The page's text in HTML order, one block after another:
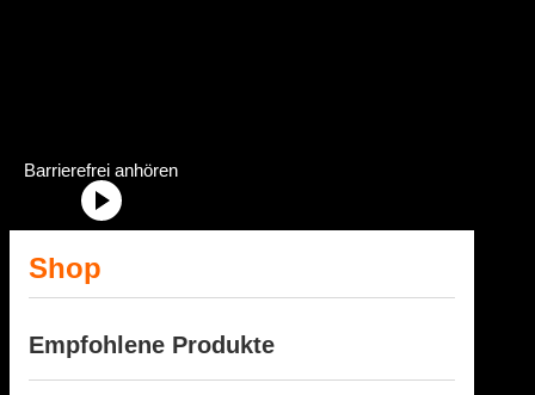
Radstation Onlineshop Header Abschnittstitel: „Radstation-
Barrierefrei anhören
Shop
Empfohlene Produkte